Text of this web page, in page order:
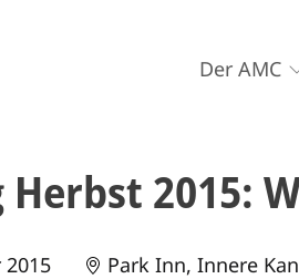
Der AMC
Herbst 2015:
Park Inn, Innere